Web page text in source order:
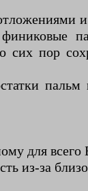
сих пор
для всего
из-за